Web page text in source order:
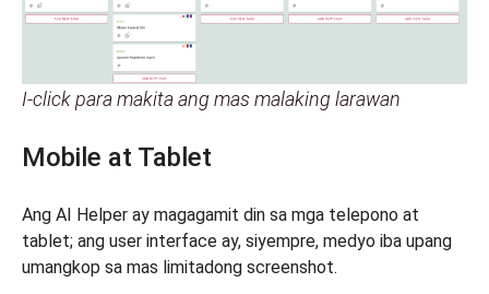
I-click para makita ang mas malaking larawan
Mobile at Tablet
Ang AI Helper ay magagamit din sa mga telepono at
tablet; ang user interface ay, siyempre, medyo iba upang
umangkop sa mas limitadong screenshot.